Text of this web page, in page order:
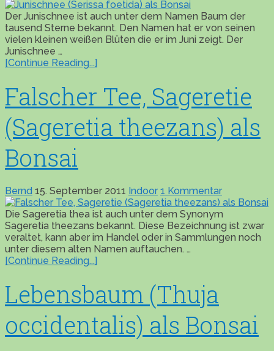
Der Junischnee ist auch unter dem Namen Baum der
tausend Sterne bekannt. Den Namen hat er von seinen
vielen kleinen weißen Blüten die er im Juni zeigt. Der
Junischnee …
[Continue Reading...]
Falscher Tee, Sageretie
(Sageretia theezans) als
Bonsai
Bernd 15. September 2011 Indoor 1 Kommentar
Die Sageretia thea ist auch unter dem Synonym
Sageretia theezans bekannt. Diese Bezeichnung ist zwar
veraltet, kann aber im Handel oder in Sammlungen noch
unter diesem alten Namen auftauchen. …
[Continue Reading...]
Lebensbaum (Thuja
occidentalis) als Bonsai